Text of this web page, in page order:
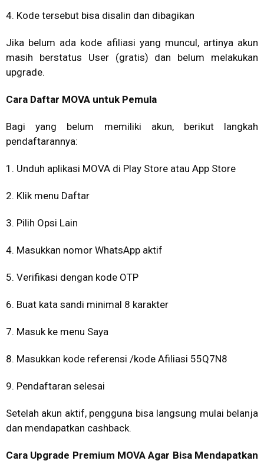
4. Kode tersebut bisa disalin dan dibagikan
Jika belum ada kode afiliasi yang muncul, artinya akun
masih berstatus User (gratis) dan belum melakukan
upgrade.
Cara Daftar MOVA untuk Pemula
Bagi yang belum memiliki akun, berikut langkah
pendaftarannya:
1. Unduh aplikasi MOVA di Play Store atau App Store
2. Klik menu Daftar
3. Pilih Opsi Lain
4. Masukkan nomor WhatsApp aktif
5. Verifikasi dengan kode OTP
6. Buat kata sandi minimal 8 karakter
7. Masuk ke menu Saya
8. Masukkan kode referensi /kode Afiliasi 55Q7N8
9. Pendaftaran selesai
Setelah akun aktif, pengguna bisa langsung mulai belanja
dan mendapatkan cashback.
Cara Upgrade Premium MOVA Agar Bisa Mendapatkan